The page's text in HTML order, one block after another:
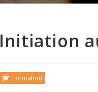
Initiation
Formation